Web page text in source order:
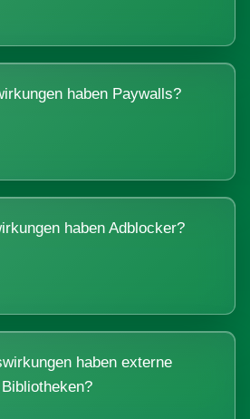
haben Paywalls?
haben Adblocker?
haben externe
Bibliotheken?